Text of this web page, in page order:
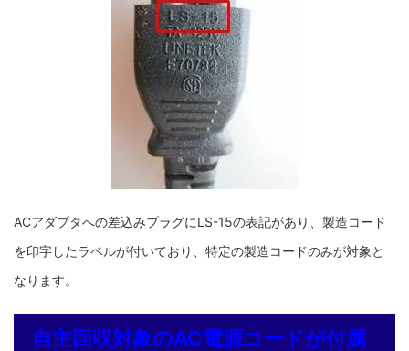
ACアダプタへの差込みプラグにLS-15の表記があり、製造コード
を印字したラベルが付いており、特定の製造コードのみが対象と
なります。
自主回収対象のAC電源コードが付属